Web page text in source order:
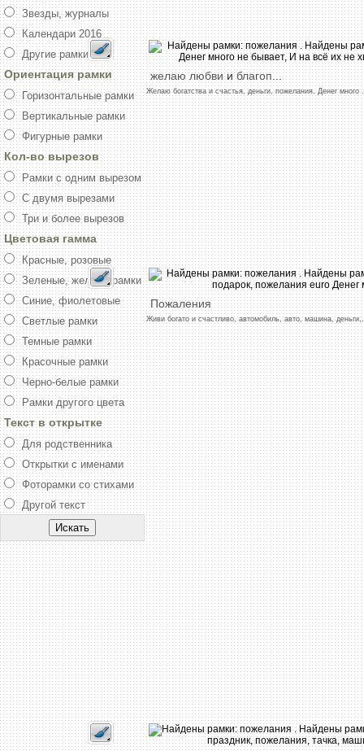
Звезды, журналы
Календари 2016
Другие рамки
Ориентация рамки
Горизонтальные рамки
Вертикальные рамки
Фигурные рамки
Кол-во вырезов
Рамки с одним вырезом
С двумя вырезами
Три и более вырезов
Цветовая гамма
Красные, розовые
Зеленые, желтые рамки
Синие, фиолетовые
Светлые рамки
Темные рамки
Красочные рамки
Черно-белые рамки
Рамки другого цвета
Текст в открытке
Для родственника
Открытки с именами
Фоторамки со стихами
Другой текст
желаю любвииблагоп...
Желаю богатства исчастья, деньги, пожелания, Денег много
Пожаления
Живи богато и счастливо, автомобиль, авто, машина, деньги,